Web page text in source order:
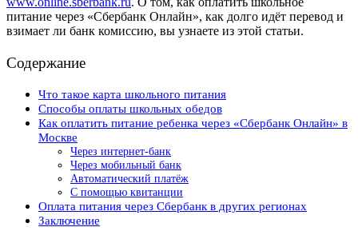
питание через «Сбербанк Онлайн», как долго идёт перевод и
взимает ли банк комиссию, вы узнаете из этой статьи.
Содержание
Что такое карта школьного питания
Способы оплаты школьных обедов
Как оплатить питание ребенка через «Сбербанк Онлайн» в
Москве
Через интернет-банк
Через мобильный банк
Автоматический платёж
С помощью квитанции
Оплата питания через Сбербанк в других регионах
Заключение